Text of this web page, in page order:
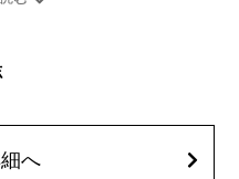
る施術です。
痛み、突っ張り感などが生じるこ
、細菌感染症、頭痛などが生じる
は男性は3か月、女性は2か月避妊
へ